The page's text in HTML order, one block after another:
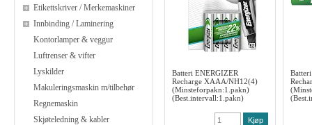
Etikettskriver / Merkemaskiner
Innbinding / Laminering
Kontorlamper & veggur
Luftrenser & vifter
Lyskilder
Makuleringsmaskin m/tilbehør
Regnemaskin
Skjøteledning & kabler
Batteri ENERGIZER
Recharge XAAA/NH12(4)
(Minsteforpakn:1.pakn)
(Best.intervall:1.pakn)